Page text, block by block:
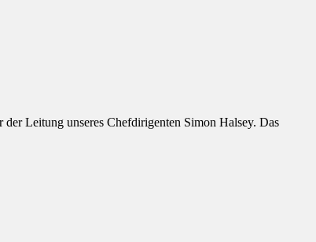
Leitung unseres Chefdirigenten Simon Halsey. Das